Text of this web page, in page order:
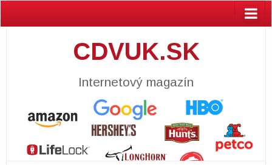
CDVUK.SK
Internetový magazín